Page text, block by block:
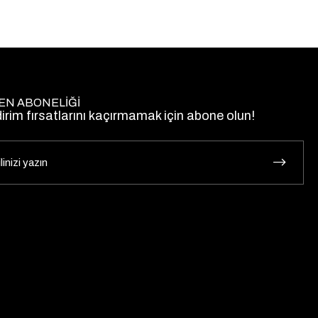
ABONELİĞİ
fırsatlarını kaçırmamak için abone olun!